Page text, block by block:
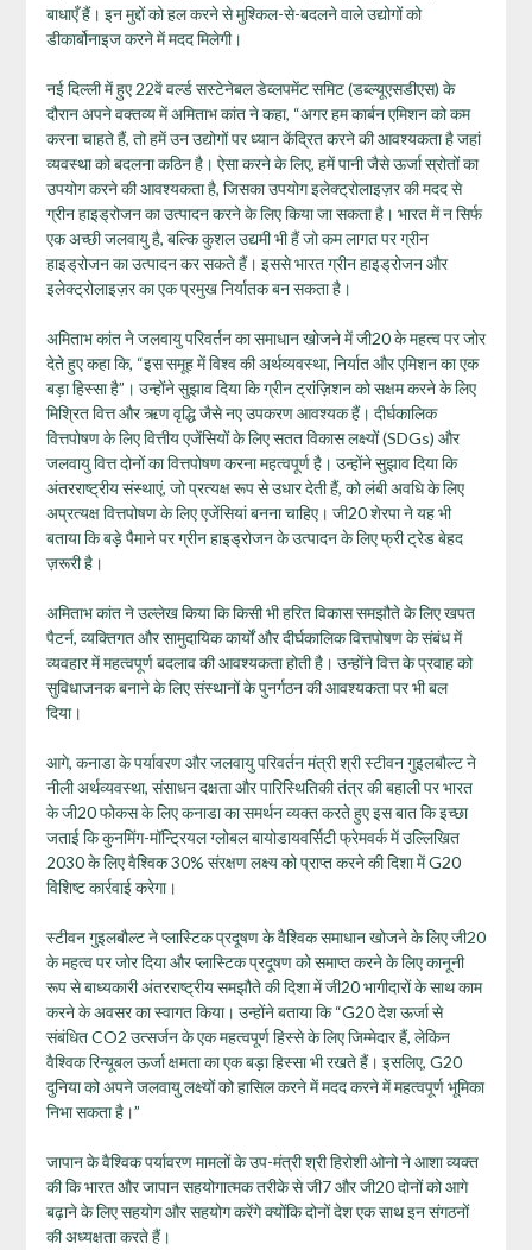
बाधाएँ हैं। इन मुद्दों को हल करने से मुश्किल-से-बदलने वाले उद्योगों को
डीकार्बोनाइज करने में मदद मिलेगी।
नई दिल्ली में हुए 22वें वर्ल्ड सस्टेनेबल डेव्लपमेंट समिट (डब्ल्यूएसडीएस) के
दौरान अपने वक्तव्य में अमिताभ कांत ने कहा, “अगर हम कार्बन एमिशन को कम
करना चाहते हैं, तो हमें उन उद्योगों पर ध्यान केंद्रित करने की आवश्यकता है जहां
व्यवस्था को बदलना कठिन है। ऐसा करने के लिए, हमें पानी जैसे ऊर्जा स्रोतों का
उपयोग करने की आवश्यकता है, जिसका उपयोग इलेक्ट्रोलाइज़र की मदद से
ग्रीन हाइड्रोजन का उत्पादन करने के लिए किया जा सकता है। भारत में न सिर्फ
एक अच्छी जलवायु है, बल्कि कुशल उद्यमी भी हैं जो कम लागत पर ग्रीन
हाइड्रोजन का उत्पादन कर सकते हैं। इससे भारत ग्रीन हाइड्रोजन और
इलेक्ट्रोलाइज़र का एक प्रमुख निर्यातक बन सकता है।
अमिताभ कांत ने जलवायु परिवर्तन का समाधान खोजने में जी20 के महत्व पर जोर
देते हुए कहा कि, “इस समूह में विश्व की अर्थव्यवस्था, निर्यात और एमिशन का एक
बड़ा हिस्सा है”। उन्होंने सुझाव दिया कि ग्रीन ट्रांज़िशन को सक्षम करने के लिए
मिश्रित वित्त और ऋण वृद्धि जैसे नए उपकरण आवश्यक हैं। दीर्घकालिक
वित्तपोषण के लिए वित्तीय एजेंसियों के लिए सतत विकास लक्ष्यों (SDGs) और
जलवायु वित्त दोनों का वित्तपोषण करना महत्वपूर्ण है। उन्होंने सुझाव दिया कि
अंतरराष्ट्रीय संस्थाएं, जो प्रत्यक्ष रूप से उधार देती हैं, को लंबी अवधि के लिए
अप्रत्यक्ष वित्तपोषण के लिए एजेंसियां बनना चाहिए। जी20 शेरपा ने यह भी
बताया कि बड़े पैमाने पर ग्रीन हाइड्रोजन के उत्पादन के लिए फ्री ट्रेड बेहद
ज़रूरी है।
अमिताभ कांत ने उल्लेख किया कि किसी भी हरित विकास समझौते के लिए खपत
पैटर्न, व्यक्तिगत और सामुदायिक कार्यों और दीर्घकालिक वित्तपोषण के संबंध में
व्यवहार में महत्वपूर्ण बदलाव की आवश्यकता होती है। उन्होंने वित्त के प्रवाह को
सुविधाजनक बनाने के लिए संस्थानों के पुनर्गठन की आवश्यकता पर भी बल
दिया।
आगे, कनाडा के पर्यावरण और जलवायु परिवर्तन मंत्री श्री स्टीवन गुइलबौल्ट ने
नीली अर्थव्यवस्था, संसाधन दक्षता और पारिस्थितिकी तंत्र की बहाली पर भारत
के जी20 फोकस के लिए कनाडा का समर्थन व्यक्त करते हुए इस बात कि इच्छा
जताई कि कुनमिंग-मॉन्ट्रियल ग्लोबल बायोडायवर्सिटी फ्रेमवर्क में उल्लिखित
2030 के लिए वैश्विक 30% संरक्षण लक्ष्य को प्राप्त करने की दिशा में G20
विशिष्ट कार्रवाई करेगा।
स्टीवन गुइलबौल्ट ने प्लास्टिक प्रदूषण के वैश्विक समाधान खोजने के लिए जी20
के महत्व पर जोर दिया और प्लास्टिक प्रदूषण को समाप्त करने के लिए कानूनी
रूप से बाध्यकारी अंतरराष्ट्रीय समझौते की दिशा में जी20 भागीदारों के साथ काम
करने के अवसर का स्वागत किया। उन्होंने बताया कि “G20 देश ऊर्जा से
संबंधित CO2 उत्सर्जन के एक महत्वपूर्ण हिस्से के लिए जिम्मेदार हैं, लेकिन
वैश्विक रिन्यूबल ऊर्जा क्षमता का एक बड़ा हिस्सा भी रखते हैं। इसलिए, G20
दुनिया को अपने जलवायु लक्ष्यों को हासिल करने में मदद करने में महत्वपूर्ण भूमिका
निभा सकता है।”
जापान के वैश्विक पर्यावरण मामलों के उप-मंत्री श्री हिरोशी ओनो ने आशा व्यक्त
की कि भारत और जापान सहयोगात्मक तरीके से जी7 और जी20 दोनों को आगे
बढ़ाने के लिए सहयोग और सहयोग करेंगे क्योंकि दोनों देश एक साथ इन संगठनों
की अध्यक्षता करते हैं।